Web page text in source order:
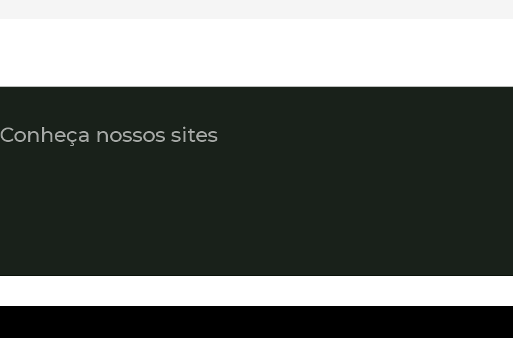
Conheça nossos sites